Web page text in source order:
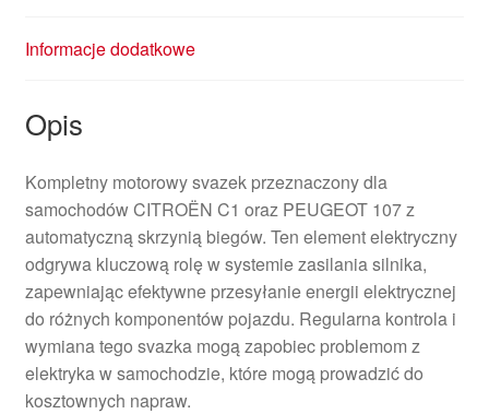
Informacje dodatkowe
Opis
Kompletny motorowy svazek przeznaczony dla
samochodów CITROËN C1 oraz PEUGEOT 107 z
automatyczną skrzynią biegów. Ten element elektryczny
odgrywa kluczową rolę w systemie zasilania silnika,
zapewniając efektywne przesyłanie energii elektrycznej
do różnych komponentów pojazdu. Regularna kontrola i
wymiana tego svazka mogą zapobiec problemom z
elektryka w samochodzie, które mogą prowadzić do
kosztownych napraw.